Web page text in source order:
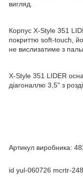
вигляд.
Корпус X-Style 351
покриттю soft-touch,
не вислизатиме з
X-Style 351 LIDER
діагоналлю 3,5" з
Артикул виробника:
id yul-060726 mcrtr-